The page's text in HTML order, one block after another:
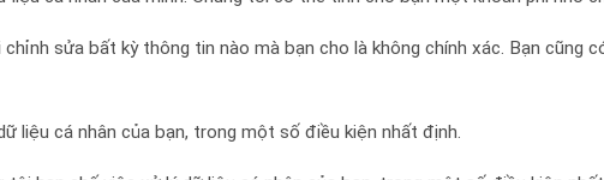
sửa bất kỳ thông tin nào mà bạn cho là không chính xác. Bạn
liệu cá nhân của bạn, trong một số điều kiện nhất định.